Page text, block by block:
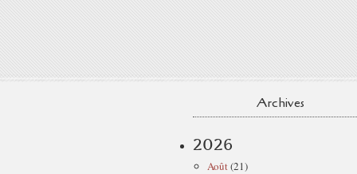
Archives
2026
Août(21)